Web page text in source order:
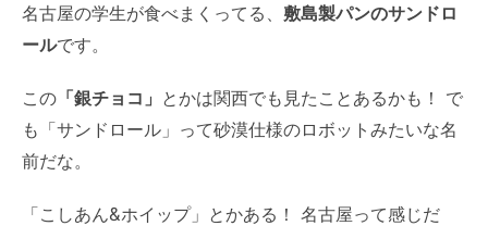
名古屋の学生が食べまくってる、 敷島製パンのサンドロ
ールです。
この 「銀チョコ」 とかは関西でも見たことあるかも！ で
も「サンドロール」って砂漠仕様のロボットみたいな名
前だな。
「こしあん&ホイップ」とかある！ 名古屋って感じだ